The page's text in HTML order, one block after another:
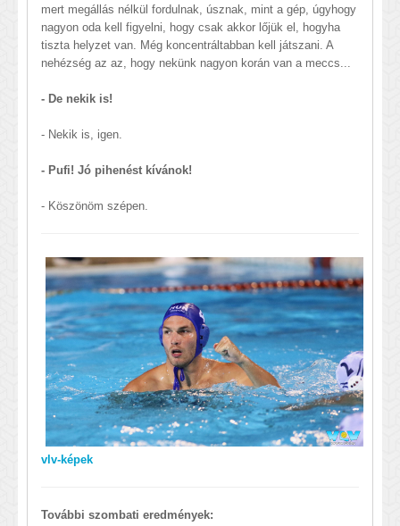
mert megállás nélkül fordulnak, úsznak, mint a gép, úgyhogy
nagyon oda kell figyelni, hogy csak akkor lőjük el, hogyha
tiszta helyzet van. Még koncentráltabban kell játszani. A
nehézség az az, hogy nekünk nagyon korán van a meccs...
- De nekik is!
- Nekik is, igen.
- Pufi! Jó pihenést kívánok!
- Köszönöm szépen.
vlv-képek
További szombati eredmények: